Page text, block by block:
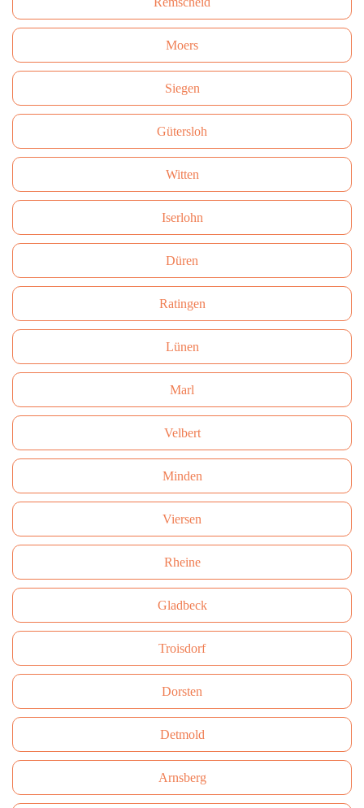
Moers
Siegen
Gütersloh
Witten
Iserlohn
Düren
Ratingen
Lünen
Marl
Velbert
Minden
Viersen
Rheine
Gladbeck
Troisdorf
Dorsten
Detmold
Arnsberg